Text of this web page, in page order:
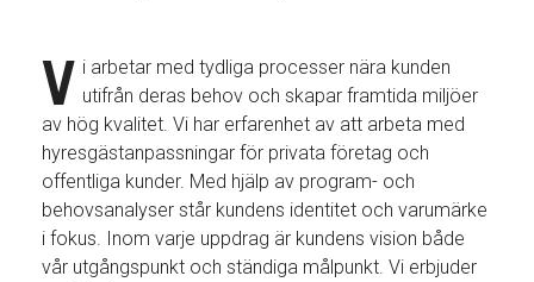
V i arbetar med tydliga processer nära kunden
utifrån deras behov och skapar framtida miljöer
av hög kvalitet. Vi har erfarenhet av att arbeta med
hyresgästanpassningar för privata företag och
offentliga kunder. Med hjälp av program- och
behovsanalyser står kundens identitet och varumärke
i fokus. Inom varje uppdrag är kundens vision både
vår utgångspunkt och ständiga målpunkt. Vi erbjuder